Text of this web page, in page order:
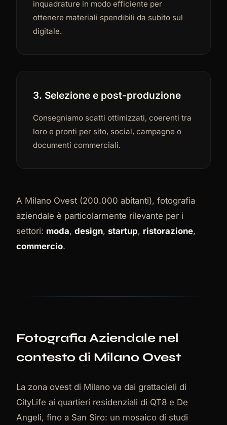
inquadrature in modo efficiente per
ottenere materiali spendibili da subito sul
digitale.
3. Selezione e post-produzione
Consegniamo scatti ottimizzati, coerenti tra
loro e pronti per sito, social, campagne o
documenti commerciali.
A Milano Ovest (200.000 abitanti), fotografia
aziendale è particolarmente rilevante per i
settori: moda, design, startup, ristorazione,
commercio.
Fotografia Aziendale nel
contesto di Milano Ovest
La zona ovest di Milano va dai grattacieli di
CityLife ai quartieri residenziali di QT8 e De
Angeli, fino a San Siro: un mosaico di studi